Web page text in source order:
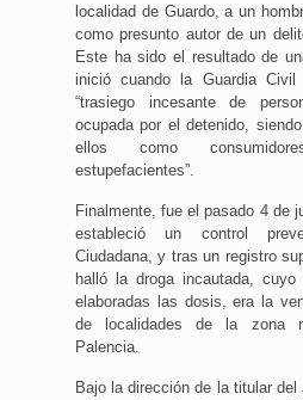
localidad de Guardo, a un
como presunto autor de un
Este ha sido el resultado de
inició cuando la Guardia Civil
“trasiego incesante de
ocupada por el detenido,
ellos como
estupefacientes”.
Finalmente, fue el pasado 4 de
estableció un control
Ciudadana, y tras un registro
halló la droga incautada,
elaboradas las dosis, era la
de localidades de la zona
Palencia.
Bajo la dirección de la titular